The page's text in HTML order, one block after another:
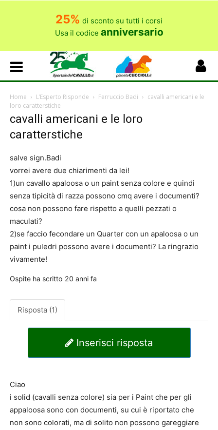
25% di sconto su tutti i corsi
Usa il codice anniversario
Home L’Esperto Risponde Ferruccio Badi
cavalli americani e le
loro caratterstiche
cavalli americani e le loro
caratterstiche
salve sign.Badi
vorrei avere due chiarimenti da lei!
1)un cavallo apaloosa o un paint senza colore e quindi
senza tipicità di razza possono cmq avere i documenti?
cosa non possono fare rispetto a quelli pezzati o
maculati?
2)se faccio fecondare un Quarter con un apaloosa o un
paint i puledri possono avere i documenti? La ringrazio
vivamente!
Ospite ha scritto 20 anni fa
Risposta (1)
Inserisci risposta
Ciao
i solid (cavalli senza colore) sia per i Paint che per gli
appaloosa sono con documenti, su cui è riportato che
non sono colorati, ma di solito non possono gareggiare